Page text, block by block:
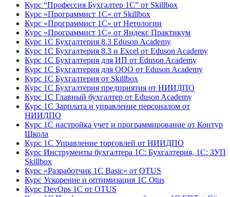
Курс “Профессия Бухгалтер 1С” от Skillbox
Курс «Программист 1С» от Skillbox
Курс «Программист 1С» от Нетологии
Курс «Программист 1С» от Яндекс Практикум
Курс 1С Бухгалтерия 8.3 Eduson Academy
Курс 1С Бухгалтерия 8.3 и Excel от Eduson Academy
Курс 1С Бухгалтерия для ИП от Eduson Academy
Курс 1С Бухгалтерия для ООО от Eduson Academy
Курс 1С Бухгалтерия от Skillbox
Курс 1С Бухгалтерия предприятия от НИИДПО
Курс 1С Главный бухгалтер от Eduson Academy
Курс 1С Зарплата и управление персоналом от
НИИДПО
Курс 1С настройка учет и программирование от Контур
Школа
Курс 1С Управление торговлей от НИИДПО
Курс Инструменты бухгалтера 1С: Бухгалтерия, 1С: ЗУП
Skillbox
Курс «Разработчик 1С Basic» от OTUS
Курс Ускорение и оптимизация 1С Otus
Курс DevOps 1С от OTUS